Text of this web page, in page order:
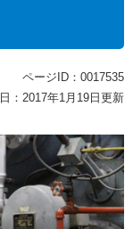
ページID：0017535
：2017年1月19日更新